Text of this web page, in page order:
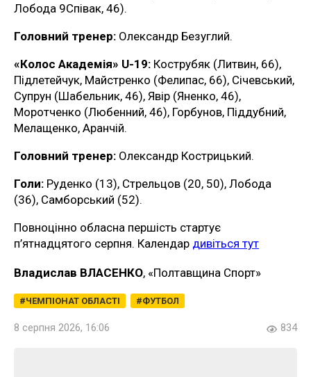
Лобода 9Співак, 46).
Головний тренер: Олександр Безуглий.
«Колос Академія» U-19: Кострубяк (Литвин, 66),
Підлетейчук, Майстренко (Фелипас, 66), Січевський,
Супрун (Шабельник, 46), Явір (Яненко, 46),
Моротченко (Любенний, 46), Горбунов, Піддубний,
Мелащенко, Аранчій.
Головний тренер: Олександр Кострицький.
Голи: Руденко (13), Стрельцов (20, 50), Лобода
(36), Самборський (52).
Повноцінно обласна першість стартує
п’ятнадцятого серпня. Календар дивіться тут
Владислав ВЛАСЕНКО, «Полтавщина Спорт»
ЧЕМПІОНАТ ОБЛАСТІ ФУТБОЛ
8 серпня 2026, 16:06 834